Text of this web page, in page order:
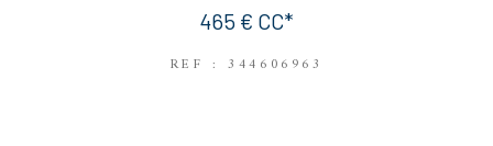
465 € CC*
REF : 344606963